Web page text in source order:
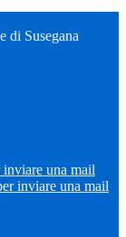
di Susegana
una mail
inviare una mail